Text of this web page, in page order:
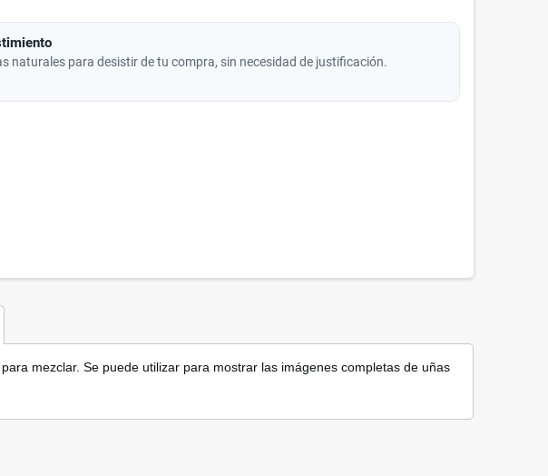
naturales para desistir de tu compra, sin necesidad de justificación.
mezclar. Se puede utilizar para mostrar las imágenes completas de uñas